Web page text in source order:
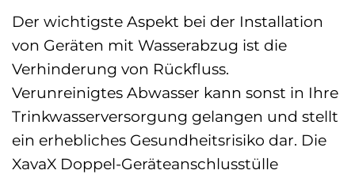
Der wichtigste Aspekt bei der Installation
von Geräten mit Wasserabzug ist die
Verhinderung von Rückfluss.
Verunreinigtes Abwasser kann sonst in Ihre
Trinkwasserversorgung gelangen und stellt
ein erhebliches Gesundheitsrisiko dar. Die
XavaX Doppel-Geräteanschlusstülle